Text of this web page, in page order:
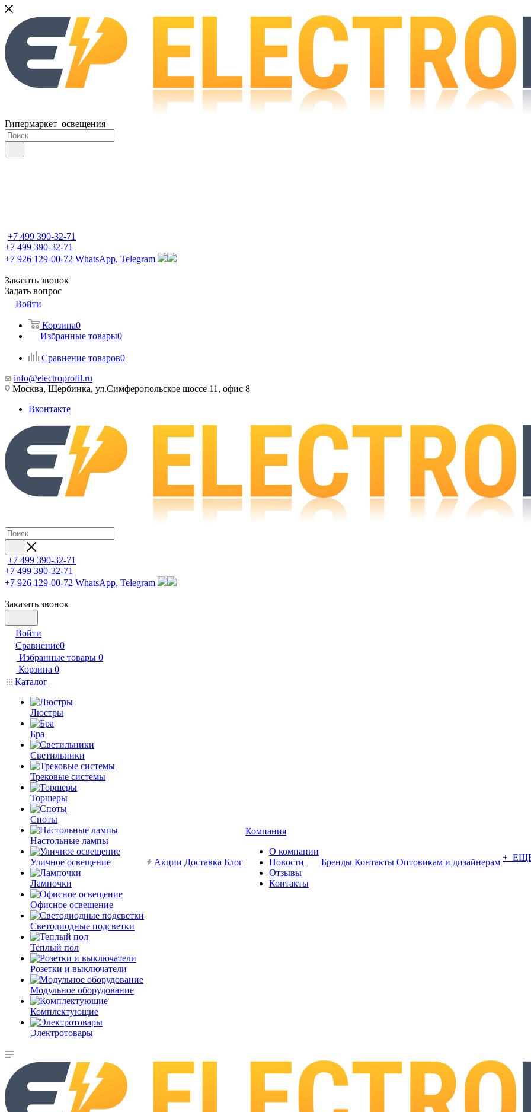
Гипермаркет освещения
+7 499 390-32-71
+7 499 390-32-71
+7 926 129-00-72 WhatsApp, Telegram
Заказать звонок
Задать вопрос
Войти
Корзина0
Избранные товары0
Сравнение товаров0
info@electroprofil.ru
Москва, Щербинка, ул.Симферопольское шоссе 11, офис 8
Вконтакте
+7 499 390-32-71
+7 499 390-32-71
+7 926 129-00-72 WhatsApp, Telegram
Заказать звонок
Войти
Сравнение0
Избранные товары 0
Корзина 0
Каталог
Люстры
Бра
Светильники
Трековые системы
Торшеры
Споты
Настольные лампы
Уличное освещение
Лампочки
Офисное освещение
Светодиодные подсветки
Теплый пол
Розетки и выключатели
Модульное оборудование
Комплектующие
Электротовары
Акции Доставка Блог
Компания
О компании
Новости
Отзывы
Контакты
Бренды Контакты Оптовикам и дизайнерам +